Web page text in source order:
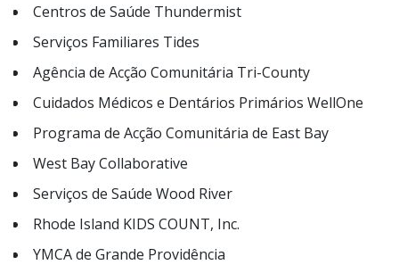
Centros de Saúde Thundermist
Serviços Familiares Tides
Agência de Acção Comunitária Tri-County
Cuidados Médicos e Dentários Primários WellOne
Programa de Acção Comunitária de East Bay
West Bay Collaborative
Serviços de Saúde Wood River
Rhode Island KIDS COUNT, Inc.
YMCA de Grande Providência